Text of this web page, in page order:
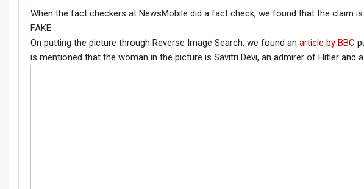
When the fact checkers at NewsMobile did a fact check, we found that the claim is
FAKE.
On putting the picture through Reverse Image Search, we found an article by BBC
is mentioned that the woman in the picture is Savitri Devi, an admirer of Hitler and